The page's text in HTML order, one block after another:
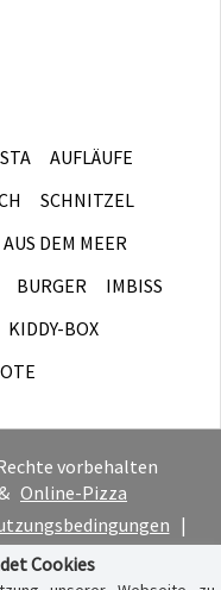
AUFLÄUFE
SCHNITZEL
AUS DEM MEER
BURGER
IMBISS
KIDDY-BOX
vorbehalten
Online-Pizza
|
Cookies